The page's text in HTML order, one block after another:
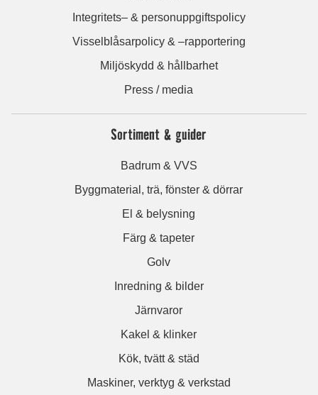
Integritets– & personuppgiftspolicy
Visselblåsarpolicy & –rapportering
Miljöskydd & hållbarhet
Press / media
Sortiment & guider
Badrum & VVS
Byggmaterial, trä, fönster & dörrar
El & belysning
Färg & tapeter
Golv
Inredning & bilder
Järnvaror
Kakel & klinker
Kök, tvätt & städ
Maskiner, verktyg & verkstad